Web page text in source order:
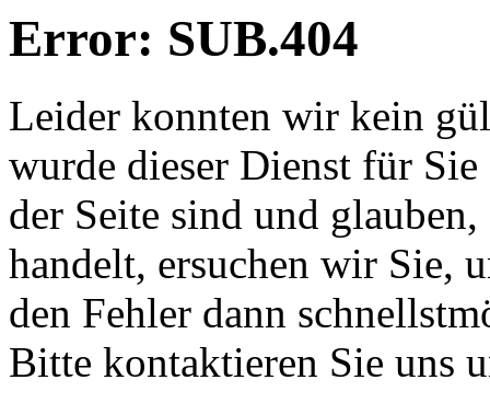
Error: SUB.404
Leider konnten wir kein
wurde dieser Dienst für
der Seite sind und
handelt, ersuchen wir Sie,
den Fehler dann
Bitte kontaktieren Sie uns